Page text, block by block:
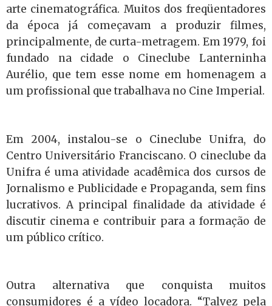
arte cinematográfica. Muitos dos freqüentadores
da época já começavam a produzir filmes,
principalmente, de curta-metragem. Em 1979, foi
fundado na cidade o Cineclube Lanterninha
Aurélio, que tem esse nome em homenagem a
um profissional que trabalhava no Cine Imperial.
Em 2004, instalou-se o Cineclube Unifra, do
Centro Universitário Franciscano. O cineclube da
Unifra é uma atividade acadêmica dos cursos de
Jornalismo e Publicidade e Propaganda, sem fins
lucrativos. A principal finalidade da atividade é
discutir cinema e contribuir para a formação de
um público crítico.
Outra alternativa que conquista muitos
consumidores é a vídeo locadora. “Talvez pela